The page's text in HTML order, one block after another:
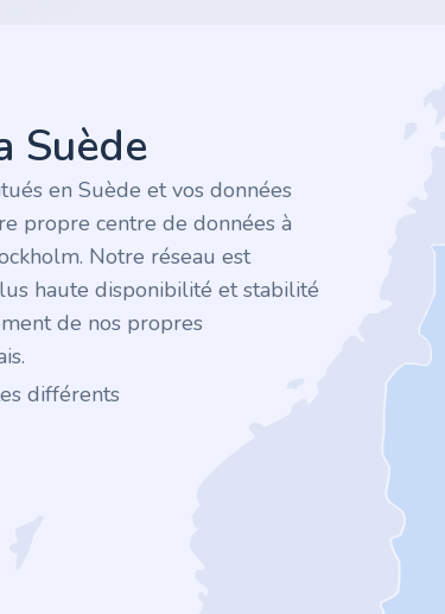
Suède
en Suède et vos données
propre centre de données à
Notre réseau est
haute disponibilité et stabilité
de nos propres
différents